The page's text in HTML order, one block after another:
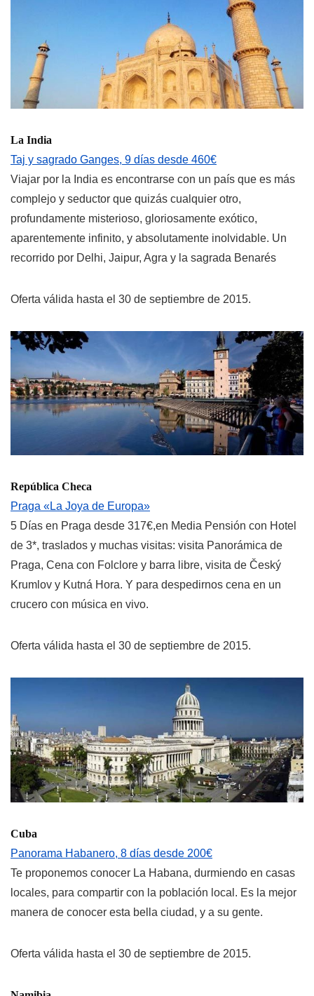
La India
Taj y sagrado Ganges, 9 días desde 460€
Viajar por la India es encontrarse con un país que es más
complejo y seductor que quizás cualquier otro,
profundamente misterioso, gloriosamente exótico,
aparentemente infinito, y absolutamente inolvidable. Un
recorrido por Delhi, Jaipur, Agra y la sagrada Benarés
Oferta válida hasta el 30 de septiembre de 2015.
República Checa
Praga «La Joya de Europa»
5 Días en Praga desde 317€,en Media Pensión con Hotel
de 3*, traslados y muchas visitas: visita Panorámica de
Praga, Cena con Folclore y barra libre, visita de Český
Krumlov y Kutná Hora. Y para despedirnos cena en un
crucero con música en vivo.
Oferta válida hasta el 30 de septiembre de 2015.
Cuba
Panorama Habanero, 8 días desde 200€
Te proponemos conocer La Habana, durmiendo en casas
locales, para compartir con la población local. Es la mejor
manera de conocer esta bella ciudad, y a su gente.
Oferta válida hasta el 30 de septiembre de 2015.